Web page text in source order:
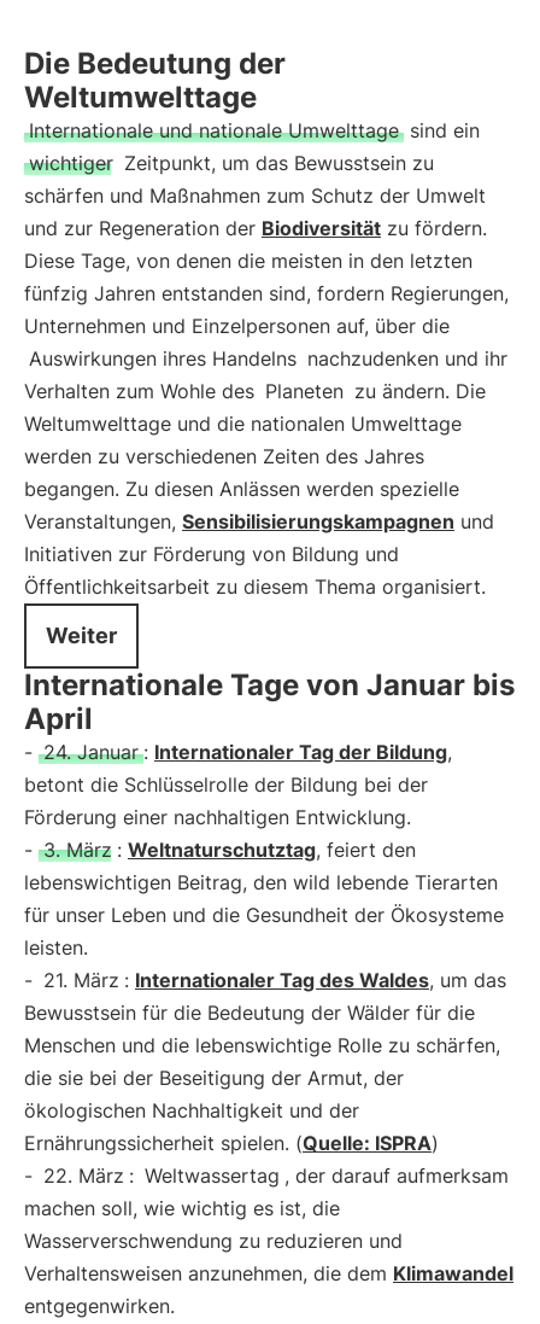
Die Bedeutung der
Weltumwelttage
Internationale und nationale Umwelttage sind ein
wichtiger Zeitpunkt, um das Bewusstsein zu
schärfen und Maßnahmen zum Schutz der Umwelt
und zur Regeneration der Biodiversität zu fördern.
Diese Tage, von denen die meisten in den letzten
fünfzig Jahren entstanden sind, fordern Regierungen,
Unternehmen und Einzelpersonen auf, über die
Auswirkungen ihres Handelns nachzudenken und ihr
Verhalten zum Wohle des Planeten zu ändern. Die
Weltumwelttage und die nationalen Umwelttage
werden zu verschiedenen Zeiten des Jahres
begangen. Zu diesen Anlässen werden spezielle
Veranstaltungen, Sensibilisierungskampagnen und
Initiativen zur Förderung von Bildung und
Öffentlichkeitsarbeit zu diesem Thema organisiert.
Weiter
Internationale Tage von Januar bis
April
- 24. Januar : Internationaler Tag der Bildung,
betont die Schlüsselrolle der Bildung bei der
Förderung einer nachhaltigen Entwicklung.
- 3. März : Weltnaturschutztag, feiert den
lebenswichtigen Beitrag, den wild lebende Tierarten
für unser Leben und die Gesundheit der Ökosysteme
leisten.
- 21. März : Internationaler Tag des Waldes, um das
Bewusstsein für die Bedeutung der Wälder für die
Menschen und die lebenswichtige Rolle zu schärfen,
die sie bei der Beseitigung der Armut, der
ökologischen Nachhaltigkeit und der
Ernährungssicherheit spielen. (Quelle: ISPRA)
- 22. März : Weltwassertag , der darauf aufmerksam
machen soll, wie wichtig es ist, die
Wasserverschwendung zu reduzieren und
Verhaltensweisen anzunehmen, die dem Klimawandel
entgegenwirken.